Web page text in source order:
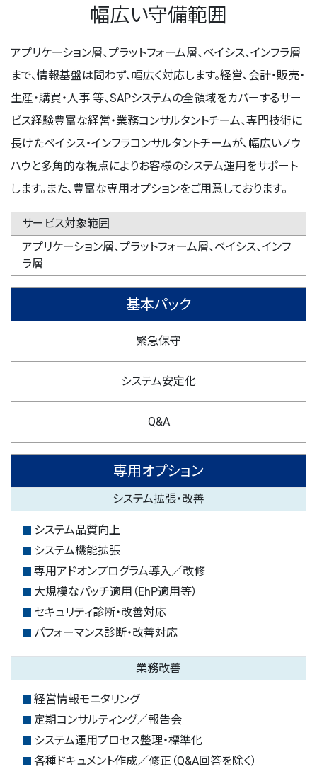
幅広い守備範囲
アプリケーション層、プラットフォーム層、ベイシス、インフラ層
まで、情報基盤は問わず、幅広く対応します。経営、会計・販売・
生産・購買・人事 等、SAPシステムの全領域をカバーするサー
ビス経験豊富な経営・業務コンサルタントチーム、専門技術に
長けたベイシス・インフラコンサルタントチームが、幅広いノウ
ハウと多角的な視点によりお客様のシステム運用をサポート
します。また、豊富な専用オプションをご用意しております。
サービス対象範囲
アプリケーション層、プラットフォーム層、ベイシス、インフ
ラ層
基本パック
緊急保守
システム安定化
Q&A
専用オプション
システム拡張・改善
システム品質向上
システム機能拡張
専用アドオンプログラム導入／改修
大規模なパッチ適用（EhP適用等）
セキュリティ診断・改善対応
パフォーマンス診断・改善対応
業務改善
経営情報モニタリング
定期コンサルティング／報告会
システム運用プロセス整理・標準化
各種ドキュメント作成／修正（Q&A回答を除く）